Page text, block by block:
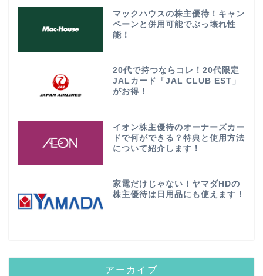
マックハウスの株主優待！キャン
ペーンと併用可能でぶっ壊れ性
能！
20代で持つならコレ！20代限定
JALカード「JAL CLUB EST」
がお得！
イオン株主優待のオーナーズカー
ドで何ができる？特典と使用方法
について紹介します！
家電だけじゃない！ヤマダHDの
株主優待は日用品にも使えます！
アーカイブ